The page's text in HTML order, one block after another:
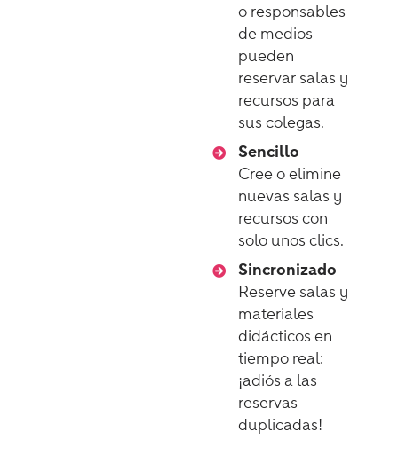
o responsables
de medios
pueden
reservar salas y
recursos para
sus colegas.
Sencillo
Cree o elimine
nuevas salas y
recursos con
solo unos clics.
Sincronizado
Reserve salas y
materiales
didácticos en
tiempo real:
¡adiós a las
reservas
duplicadas!